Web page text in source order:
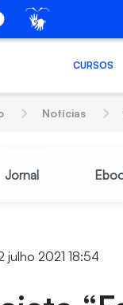
CURSOS
Notícias
Jornal
julho 2021 18:54